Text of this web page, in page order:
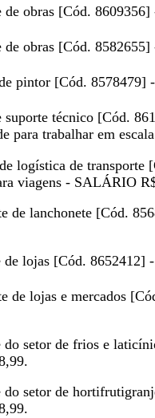
de obras [Cód.
de obras [Cód.
pintor [Cód. 8578479]
suporte técnico [Cód.
para trabalhar em
logística de
viagens - SALÁRIO
de lanchonete [Cód.
de lojas [Cód.
de lojas e mercados
do setor de frios e
do setor de